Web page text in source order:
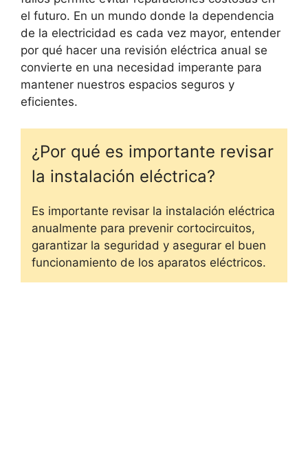
el futuro. En un mundo donde la dependencia
de la electricidad es cada vez mayor, entender
por qué hacer una revisión eléctrica anual se
convierte en una necesidad imperante para
mantener nuestros espacios seguros y
eficientes.
¿Por qué es importante revisar
la instalación eléctrica?
Es importante revisar la instalación eléctrica
anualmente para prevenir cortocircuitos,
garantizar la seguridad y asegurar el buen
funcionamiento de los aparatos eléctricos.